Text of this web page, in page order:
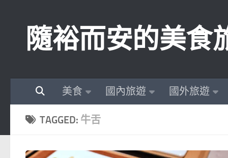
隨裕而安的美食
美食 國內旅遊 國外旅遊
TAGGED: 牛舌